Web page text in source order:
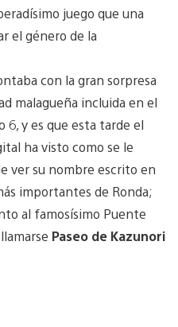
juego que una
el género de la
con la gran sorpresa
malagueña incluida en el
6, y es que esta tarde el
ha visto como se le
ver su nombre escrito en
importantes de Ronda;
al famosísimo Puente
Paseo de Kazunori